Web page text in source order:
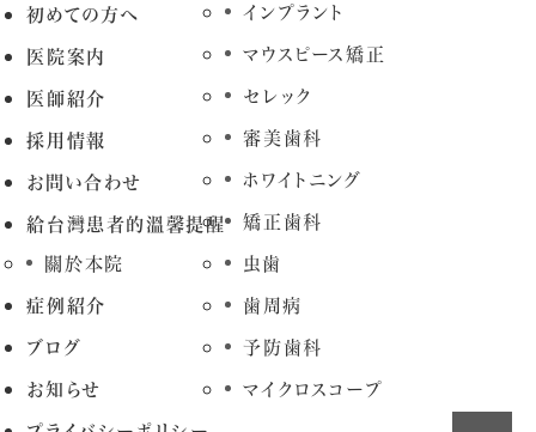
初めての方へ
医院案内
医師紹介
採用情報
お問い合わせ
給台灣患者的溫馨提醒
關於本院
症例紹介
ブログ
お知らせ
インプラント
マウスピース矯正
セレック
審美歯科
ホワイトニング
矯正歯科
虫歯
歯周病
予防歯科
マイクロスコープ